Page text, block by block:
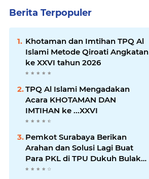
Berita Terpopuler
Khotaman dan Imtihan TPQ Al
Islami Metode Qiroati Angkatan
ke XXVI tahun 2026
TPQ Al Islami Mengadakan
Acara KHOTAMAN DAN
IMTIHAN ke ...XXVI
Pemkot Surabaya Berikan
Arahan dan Solusi Lagi Buat
Para PKL di TPU Dukuh Bulak
Banteng Surabaya